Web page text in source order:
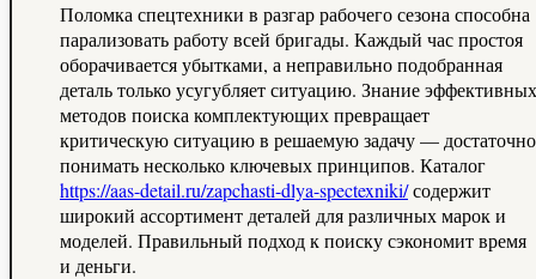
Поломка спецтехники в разгар рабочего сезона способна
парализовать работу всей бригады. Каждый час простоя
оборачивается убытками, а неправильно подобранная
деталь только усугубляет ситуацию. Знание эффективных
методов поиска комплектующих превращает
критическую ситуацию в решаемую задачу — достаточно
понимать несколько ключевых принципов. Каталог
https://aas-detail.ru/zapchasti-dlya-spectexniki/содержит
широкий ассортимент деталей для различных марок и
моделей. Правильный подход к поиску сэкономит время
и деньги.